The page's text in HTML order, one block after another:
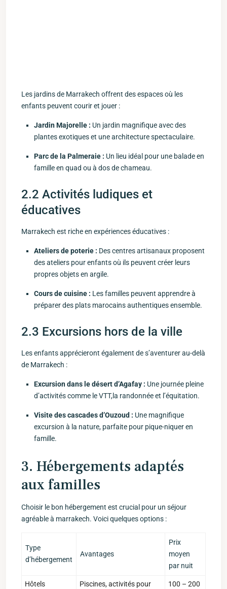
Les jardins de Marrakech‍ offrent des espaces où les​
enfants peuvent courir et⁣ jouer :
Jardin Majorelle : Un jardin magnifique avec des
plantes exotiques et une architecture spectaculaire.
Parc de ⁢la Palmeraie ⁣: Un lieu‍ idéal pour une balade en
famille en quad ou à dos​ de chameau.
2.2 Activités ludiques et⁢
éducatives
Marrakech est riche en⁣ expériences éducatives :
Ateliers de poterie : Des centres artisanaux proposent
des ateliers pour⁣ enfants ‌où ils peuvent créer leurs
propres objets en argile.
Cours de cuisine : Les familles peuvent⁢ apprendre à
⁣préparer des plats marocains authentiques ensemble.
2.3 Excursions hors de la ville
Les enfants apprécieront‌ également ​de s’aventurer au-delà
de Marrakech :
Excursion dans le désert d’Agafay : Une journée⁣ pleine
d’activités⁢ comme le ⁣VTT,la ​randonnée et l’équitation.
Visite des cascades d’Ouzoud : Une magnifique
excursion à la nature, parfaite pour pique-niquer en
⁣famille.
3. Hébergements ​ adaptés
aux familles
Choisir​ le bon hébergement est crucial pour un séjour
agréable à marrakech. ⁢Voici quelques options :
Type
d’hébergement
Avantages
Prix
‍moyen
par nuit
Hôtels
Piscines,‍ activités pour
100 – 200